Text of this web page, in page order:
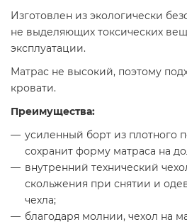
Изготовлен из экологически
не выделяющих токсических
эксплуатации.
Матрас не высокий, поэтому
кровати.
Преимущества:
усиленный борт из плотного
сохранит форму матраса на
внутренний технический
скольжения при снятии и
чехла;
благодаря молнии, чехол на